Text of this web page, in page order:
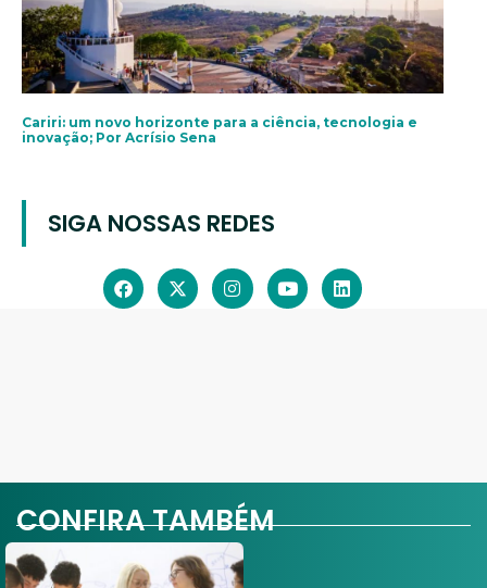
Cariri: um novo horizonte para a ciência, tecnologia e
inovação; Por Acrísio Sena
SIGA NOSSAS REDES
CONFIRA TAMBÉM